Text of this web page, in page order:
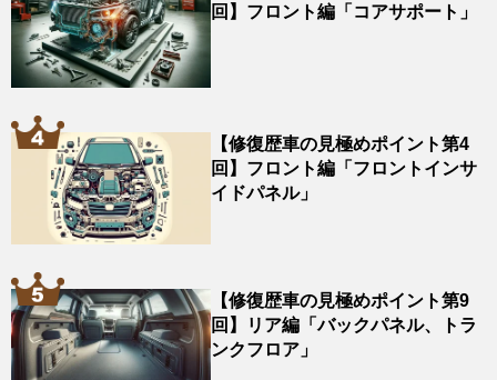
回】フロント編「コアサポート」
【修復歴車の見極めポイント第4
回】フロント編「フロントインサ
イドパネル」
【修復歴車の見極めポイント第9
回】リア編「バックパネル、トラ
ンクフロア」